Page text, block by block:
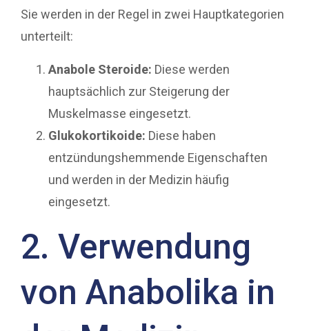
Sie werden in der Regel in zwei Hauptkategorien
unterteilt:
Anabole Steroide: Diese werden
hauptsächlich zur Steigerung der
Muskelmasse eingesetzt.
Glukokortikoide: Diese haben
entzündungshemmende Eigenschaften
und werden in der Medizin häufig
eingesetzt.
2. Verwendung
von Anabolika in